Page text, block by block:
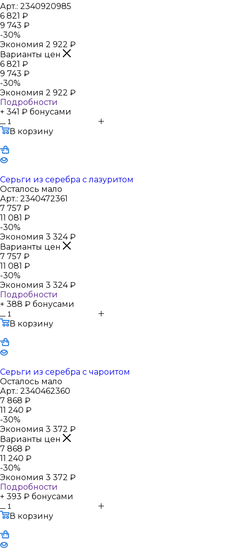
Арт.: 2340920985
6 821 ₽
9 743 ₽
-30%
Экономия 2 922 ₽
Варианты цен
6 821 ₽
9 743 ₽
-30%
Экономия 2 922 ₽
Подробности
+ 341 ₽ бонусами
В корзину
Серьги из серебра с лазуритом
Осталось мало
Арт.: 2340472361
7 757 ₽
11 081 ₽
-30%
Экономия 3 324₽
Варианты цен
7 757 ₽
11 081 ₽
-30%
Экономия 3 324₽
Подробности
+ 388 ₽ бонусами
В корзину
Серьги из серебра с чароитом
Осталось мало
Арт.: 2340462360
7 868 ₽
11 240 ₽
-30%
Экономия 3 372 ₽
Варианты цен
7 868 ₽
11 240 ₽
-30%
Экономия 3 372 ₽
Подробности
+ 393 ₽ бонусами
В корзину